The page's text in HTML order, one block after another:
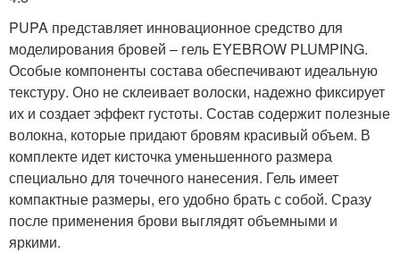
PUPA представляет инновационное средство для
моделирования бровей – гель EYEBROW PLUMPING.
Особые компоненты состава обеспечивают идеальную
текстуру. Оно не склеивает волоски, надежно фиксирует
их и создает эффект густоты. Состав содержит полезные
волокна, которые придают бровям красивый объем. В
комплекте идет кисточка уменьшенного размера
специально для точечного нанесения. Гель имеет
компактные размеры, его удобно брать с собой. Сразу
после применения брови выглядят объемными и
яркими.